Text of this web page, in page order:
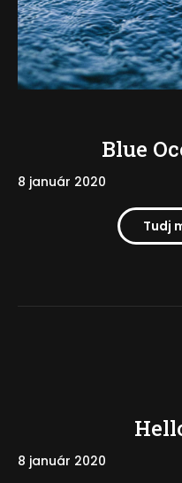
Blue
8 január 2020
Tudj
8 január 2020